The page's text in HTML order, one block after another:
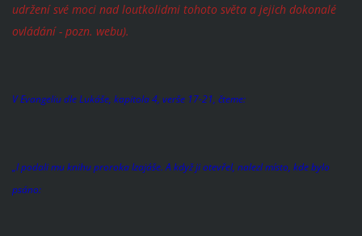
udržení své moci nad loutkolidmi tohoto světa a jejich dokonalé
ovládání - pozn. webu).
V Evangeliu dle Lukáše, kapitola 4, verše 17-21, čteme:
„I podali mu knihu proroka Izajáše. A když ji otevřel, nalezl místo, kde bylo
psáno: